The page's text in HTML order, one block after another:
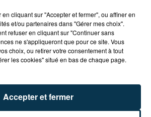
LE DRAPEAU ROUGE CE
cliquant sur "Accepter et fermer", ou affiner en
et/ou partenaires dans "Gérer mes choix".
refuser en cliquant sur "Continuer sans
ne s'appliqueront que pour ce site. Vous
choix, ou retirer votre consentement à tout
les cookies" situé en bas de chaque page.
Accepter et fermer